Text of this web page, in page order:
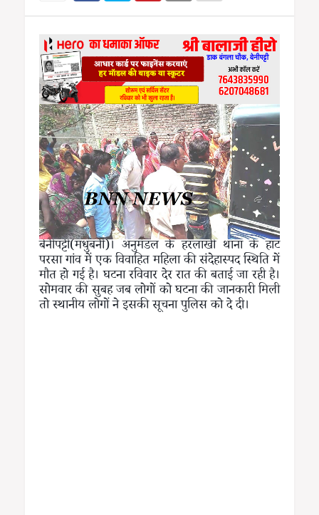
बेनीपट्टी(मधुबनी)। अनुमंडल के हरलाखी थाना के हाट
परसा गांव में एक विवाहित महिला की संदेहास्पद स्थिति में
मौत हो गई है। घटना रविवार देर रात की बताई जा रही है।
सोमवार की सुबह जब लोगों को घटना की जानकारी मिली
तो स्थानीय लोगों ने इसकी सूचना पुलिस को दे दी।